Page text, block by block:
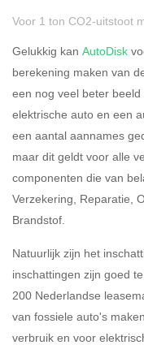
Rijdt u meer
kilometer
Voor 1 ton CO2-uitstoot
Gelukkig kan AutoDisk
berekening maken van
een nog veel beter
elektrische auto en een
een aantal aannames
maar dit geldt voor alle
componenten die van
Verzekering, Reparatie,
Brandstof.
Natuurlijk zijn het
inschattingen zijn goed
200 Nederlandse
van fossiele auto's
verbruik en voor